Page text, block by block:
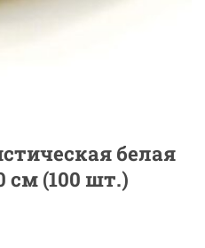
белая
см (100 шт.)